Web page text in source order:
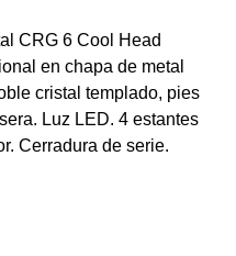
CRG 6 Cool Head
en chapa de metal
cristal templado, pies
Luz LED. 4 estantes
Cerradura de serie.